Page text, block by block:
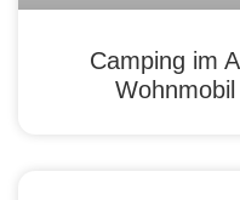
Camping im